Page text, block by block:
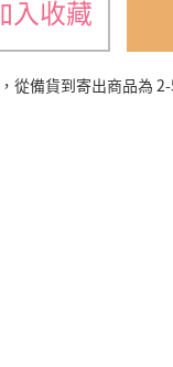
入收藏
從備貨到寄出商品為